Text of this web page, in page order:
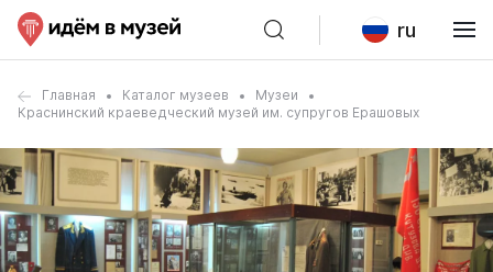
ru
Главная Каталог музеев
Музеи
Краснинский краеведческий музей им. супругов Ерашовых